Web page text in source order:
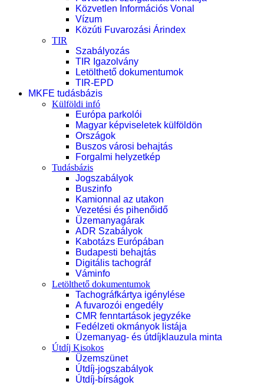
Közvetlen Információs Vonal
Vízum
Közúti Fuvarozási Árindex
TIR
Szabályozás
TIR Igazolvány
Letölthető dokumentumok
TIR-EPD
MKFE tudásbázis
Külföldi infó
Európa parkolói
Magyar képviseletek külföldön
Országok
Buszos városi behajtás
Forgalmi helyzetkép
Tudásbázis
Jogszabályok
Buszinfo
Kamionnal az utakon
Vezetési és pihenőidő
Üzemanyagárak
ADR Szabályok
Kabotázs Európában
Budapesti behajtás
Digitális tachográf
Váminfo
Letölthető dokumentumok
Tachográfkártya igénylése
A fuvarozói engedély
CMR fenntartások jegyzéke
Fedélzeti okmányok listája
Üzemanyag- és útdíjklauzula minta
Útdíj Kisokos
Üzemszünet
Útdíj-jogszabályok
Útdíj-bírságok